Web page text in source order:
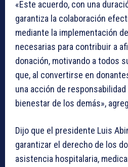
«Este acuerdo, con una
garantiza la colaboración
mediante la implementación
necesarias para contribuir a
donación, motivando a todos
que, al convertirse en
una acción de responsabilidad
bienestar de los demás»,
Dijo que el presidente Luis
garantizar el derecho de los
asistencia hospitalaria,